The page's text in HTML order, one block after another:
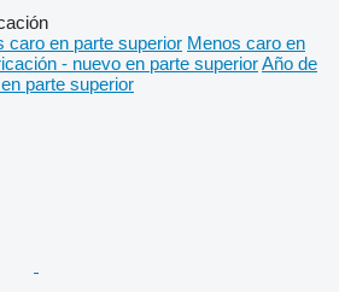
caro en parte superior Menos caro en
- nuevo en parte superiorAño de
parte superior